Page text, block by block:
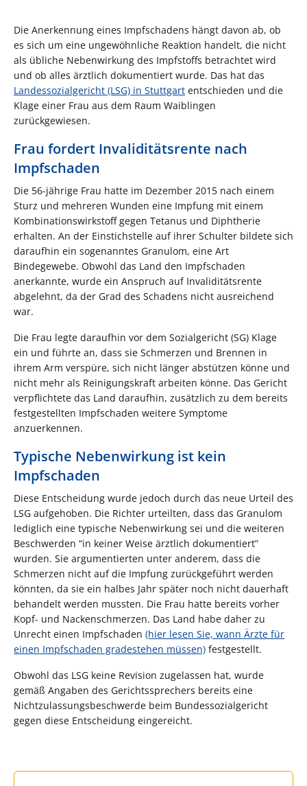
Die Anerkennung eines Impfschadens hängt davon ab, ob
es sich um eine ungewöhnliche Reaktion handelt, die nicht
als übliche Nebenwirkung des Impfstoffs betrachtet wird
und ob alles ärztlich dokumentiert wurde. Das hat das
Landessozialgericht (LSG) in Stuttgart entschieden und die
Klage einer Frau aus dem Raum Waiblingen
zurückgewiesen.
Frau fordert Invaliditätsrente nach
Impfschaden
Die 56-jährige Frau hatte im Dezember 2015 nach einem
Sturz und mehreren Wunden eine Impfung mit einem
Kombinationswirkstoff gegen Tetanus und Diphtherie
erhalten. An der Einstichstelle auf ihrer Schulter bildete sich
daraufhin ein sogenanntes Granulom, eine Art
Bindegewebe. Obwohl das Land den Impfschaden
anerkannte, wurde ein Anspruch auf Invaliditätsrente
abgelehnt, da der Grad des Schadens nicht ausreichend
war.
Die Frau legte daraufhin vor dem Sozialgericht (SG) Klage
ein und führte an, dass sie Schmerzen und Brennen in
ihrem Arm verspüre, sich nicht länger abstützen könne und
nicht mehr als Reinigungskraft arbeiten könne. Das Gericht
verpflichtete das Land daraufhin, zusätzlich zu dem bereits
festgestellten Impfschaden weitere Symptome
anzuerkennen.
Typische Nebenwirkung ist kein
Impfschaden
Diese Entscheidung wurde jedoch durch das neue Urteil des
LSG aufgehoben. Die Richter urteilten, dass das Granulom
lediglich eine typische Nebenwirkung sei und die weiteren
Beschwerden “in keiner Weise ärztlich dokumentiert”
wurden. Sie argumentierten unter anderem, dass die
Schmerzen nicht auf die Impfung zurückgeführt werden
könnten, da sie ein halbes Jahr später noch nicht dauerhaft
behandelt werden mussten. Die Frau hatte bereits vorher
Kopf- und Nackenschmerzen. Das Land habe daher zu
Unrecht einen Impfschaden (hier lesen Sie, wann Ärzte für
einen Impfschaden gradestehen müssen) festgestellt.
Obwohl das LSG keine Revision zugelassen hat, wurde
gemäß Angaben des Gerichtssprechers bereits eine
Nichtzulassungsbeschwerde beim Bundessozialgericht
gegen diese Entscheidung eingereicht.